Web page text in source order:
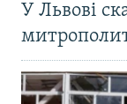
У Львові